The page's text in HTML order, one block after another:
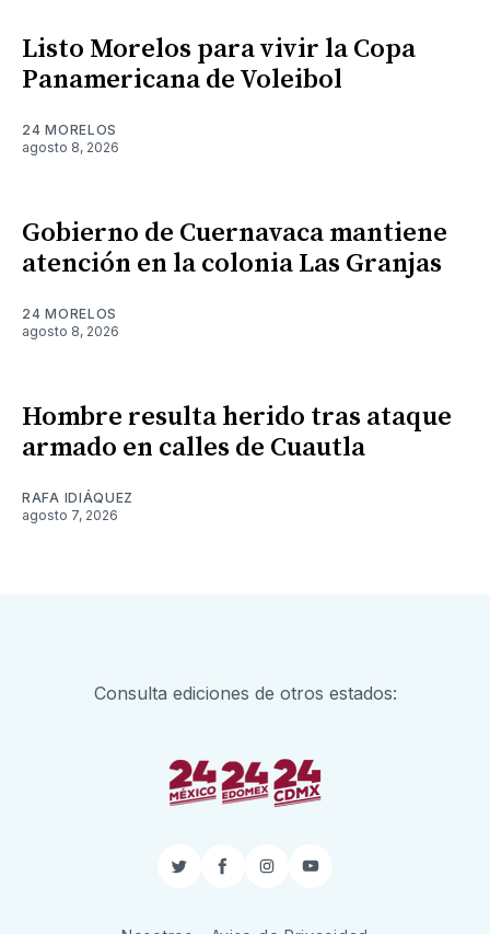
Listo Morelos para vivir la Copa
Panamericana de Voleibol
24 MORELOS
agosto 8, 2026
Gobierno de Cuernavaca mantiene
atención en la colonia Las Granjas
24 MORELOS
agosto 8, 2026
Hombre resulta herido tras ataque
armado en calles de Cuautla
RAFA IDIÁQUEZ
agosto 7, 2026
Consulta ediciones de otros estados:
TwitterFacebook
InstagramYouTube